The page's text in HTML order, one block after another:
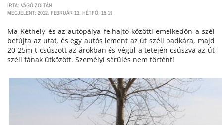
ÍRTA: VÁGÓ ZOLTÁN
MEGJELENT: 2012. FEBRUÁR 13. HÉTFŐ, 15:19
Ma Kéthely és az autópálya felhajtó közötti emelkedőn a szél
befújta az utat, és egy autós lement az út széli padkára, majd
20-25m-t csúszott az árokban és végül a tetején csúszva az út
széli fának ütközött. Személyi sérülés nem történt!